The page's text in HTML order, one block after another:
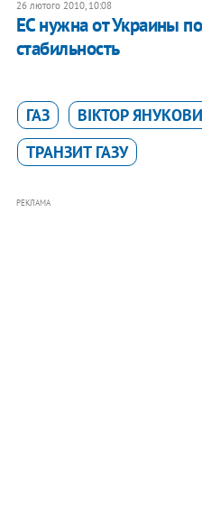
26 лютого 2010, 10:08
ЕС нужна от Украины
стабильность
ГАЗ ВІКТОР
ТРАНЗИТ ГАЗУ
РЕКЛАМА